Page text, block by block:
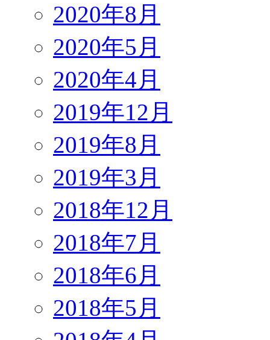
2020年8月
2020年5月
2020年4月
2019年12月
2019年8月
2019年3月
2018年12月
2018年7月
2018年6月
2018年5月